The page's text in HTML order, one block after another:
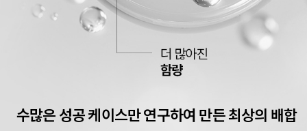
수많은 성공 케이스만 연구하여 만든 최상의 배합